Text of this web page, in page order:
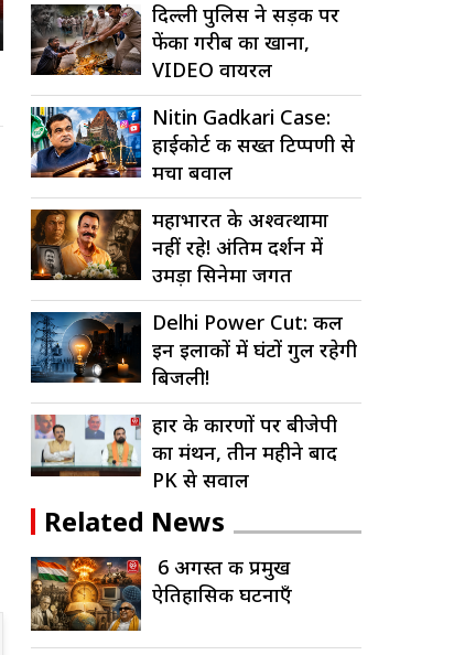
दिल्ली पुलिस ने सड़क पर
फेंका गरीब का खाना,
VIDEO वायरल
Nitin Gadkari Case:
हाईकोर्ट की सख्त टिप्पणी से
मचा बवाल
महाभारत के अश्वत्थामा
नहीं रहे! अंतिम दर्शन में
उमड़ा सिनेमा जगत
Delhi Power Cut: कल
इन इलाकों में घंटों गुल रहेगी
बिजली!
हार के कारणों पर बीजेपी
का मंथन, तीन महीने बाद
PK से सवाल
Related News
6 अगस्त की प्रमुख
ऐतिहासिक घटनाएँ